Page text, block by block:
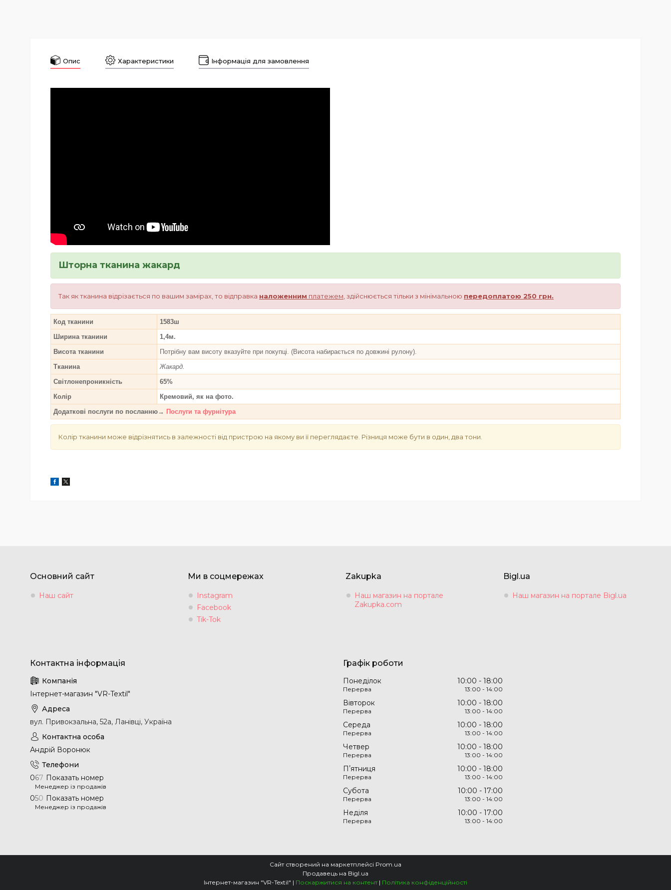
Опис Характеристики Інформація для замовлення
Шторна тканина жакард
Так як тканина відрізається по вашим замірах, то відправка наложенним платежем, здійснюється тільки з мінімальною передоплатою 250 грн.
Код тканини
1583ш
Ширина тканини
1,4м.
Висота тканини
Потрібну вам висоту вказуйте при покупці. (Висота набирається по довжині рулону).
Тканина
Жакард.
Світлонепроникність
65%
Колір
Кремовий, як на фото.
Додаткові послуги по посланню→ Послуги та фурнітура
Колір тканини може відрізнятись в залежності від пристрою на якому ви її переглядаєте. Різниця може бути в один, два тони.
Основний сайт
Наш сайт
Ми в соцмережах
Instagram
Facebook
Tik-Tok
Zakupka
Наш магазин на портале
Zakupka.com
Bigl.ua
Наш магазин на портале Bigl.ua
Інтернет-магазин "VR-Textil"
вул. Привокзальна, 52а, Ланівці, Україна
Андрій Воронюк
067 Показать номер
Менеджер із продажів
050 Показать номер
Менеджер із продажів
Графік роботи
Понеділок 10:00 18:00
13:00 14:00
Вівторок 10:00 18:00
13:00 14:00
Середа 10:00 18:00
13:00 14:00
Четвер 10:00 18:00
13:00 14:00
Пʼятниця 10:00 18:00
13:00 14:00
Субота 10:00 17:00
13:00 14:00
Неділя 10:00 17:00
13:00 14:00
Сайт створений на маркетплейсі Prom.ua
Продавець на Bigl.ua
Інтернет-магазин "VR-Textil" | Поскаржитися на контент | Політика конфіденційності